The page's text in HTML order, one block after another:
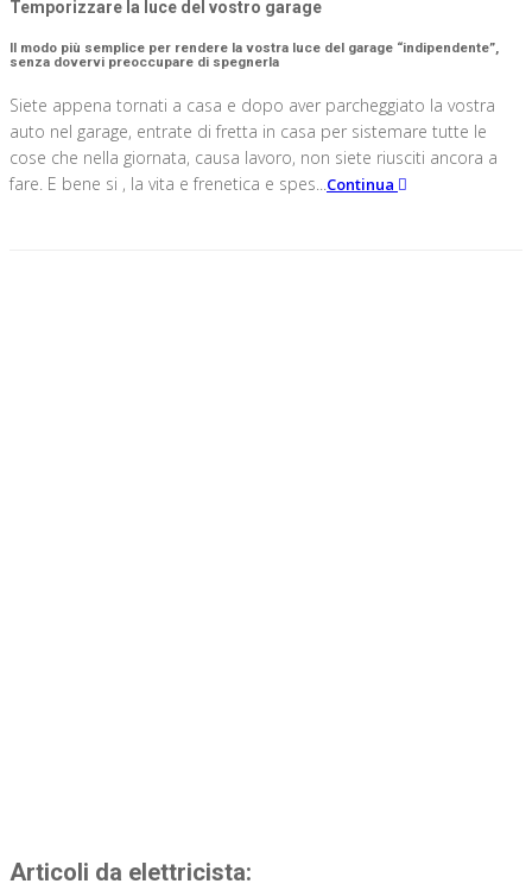
Temporizzare la luce del vostro garage
Il modo più semplice per rendere la vostra luce del garage “indipendente”,
senza dovervi preoccupare di spegnerla
Siete appena tornati a casa e dopo aver parcheggiato la vostra
auto nel garage, entrate di fretta in casa per sistemare tutte le
cose che nella giornata, causa lavoro, non siete riusciti ancora a
fare. E bene si , la vita e frenetica e spes...Continua
Articoli da elettricista: